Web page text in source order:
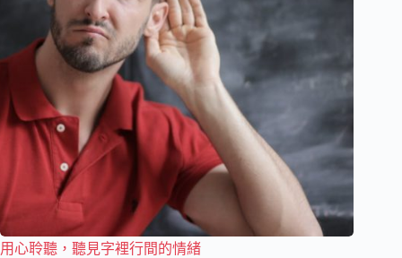
用心聆聽，聽見字裡行間的情緒